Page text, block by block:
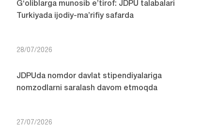
G‘oliblarga munosib e’tirof: JDPU talabalari
Turkiyada ijodiy-ma’rifiy safarda
28/07/2026
JDPUda nomdor davlat stipendiyalariga
nomzodlarni saralash davom etmoqda
27/07/2026